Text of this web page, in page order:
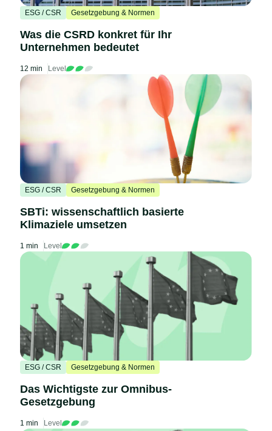
ESG / CSR Gesetzgebung & Normen
Was die CSRD konkret für Ihr
Unternehmen bedeutet
12 min Level
ESG / CSR Gesetzgebung & Normen
SBTi: wissenschaftlich basierte
Klimaziele umsetzen
1 min Level
ESG / CSR Gesetzgebung & Normen
Das Wichtigste zur Omnibus-
Gesetzgebung
1 min Level